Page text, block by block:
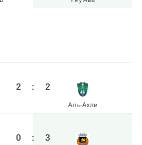
2 : 2
Аль-Ахли
0 : 3